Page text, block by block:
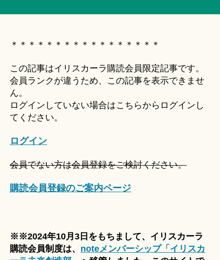
IRISCALA
a
ki
＊
＊＊＊＊＊＊＊＊＊＊＊＊＊＊＊＊＊
この記事はイリスカーラ購読会員限定記事です。
会員ランクが違うため、この記事を表示できませ
ん。
ログインしていない場合はこちらからログインし
てください。
ログイン
会員でない方は会員登録をご検討ください。
購読会員登録のご案内ページ
※※2024年10月3日をもちまして、イリスカーラ
購読会員制度は、 noteメンバーシップ「イリスカ